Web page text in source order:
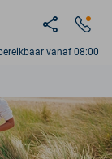
vanaf 08:00